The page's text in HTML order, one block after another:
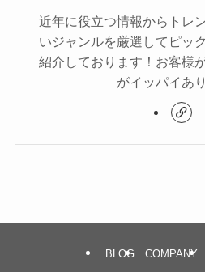
近年に役立つ情報からトレ
いジャンルを厳選してピッ
紹介しております！お客様
がイッパイあ
BLOG COMPANY